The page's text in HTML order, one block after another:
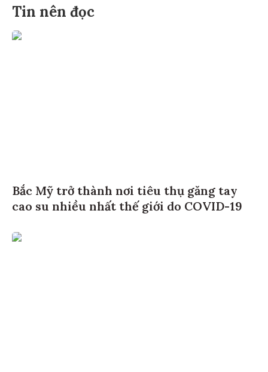
Tin nên đọc
Bắc Mỹ trở thành nơi tiêu thụ găng tay
cao su nhiều nhất thế giới do COVID-19